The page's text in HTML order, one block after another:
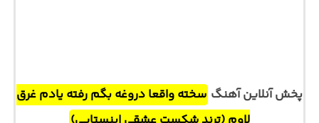
پخش آنلاین آهنگ سخته واقعا دروغه بگم رفته یادم غرق